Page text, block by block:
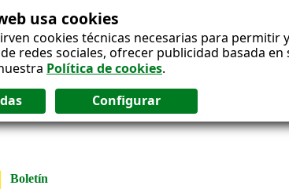
usa cookies
cookies técnicas necesarias para
redes sociales, ofrecer publicidad basada
Política de cookies.
Boletín